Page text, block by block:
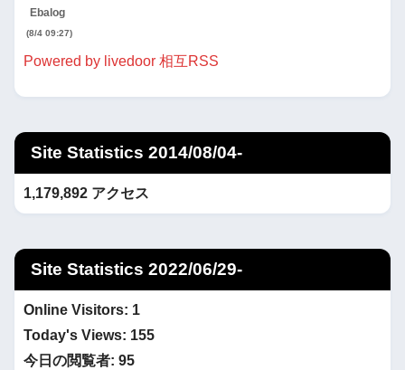
Ebalog
(8/4 09:27)
Powered by livedoor 相互RSS
Site Statistics 2014/08/04-
1,179,892 アクセス
Site Statistics 2022/06/29-
Online Visitors: 1
Today's Views: 155
今日の閲覧者: 95